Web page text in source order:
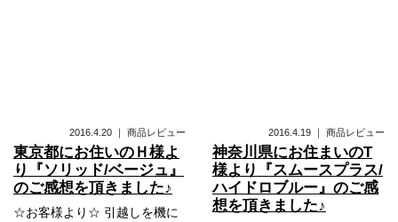
2016.4.20 ｜ 商品レビュー
東京都にお住いのＨ様よ
り『ソリッド/ベージュ』
のご感想を頂きました♪
☆お客様より☆ 引越しを機に
2016.4.19 ｜ 商品レビュー
神奈川県にお住まいのT
様より『スムースプラス/
ハイドロブルー』のご感
想を頂きました♪